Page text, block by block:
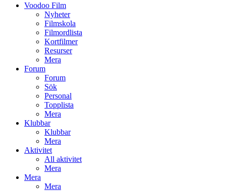
Voodoo Film
Nyheter
Filmskola
Filmordlista
Kortfilmer
Resurser
Mera
Forum
Forum
Sök
Personal
Topplista
Mera
Klubbar
Klubbar
Mera
Aktivitet
All aktivitet
Mera
Mera
Mera